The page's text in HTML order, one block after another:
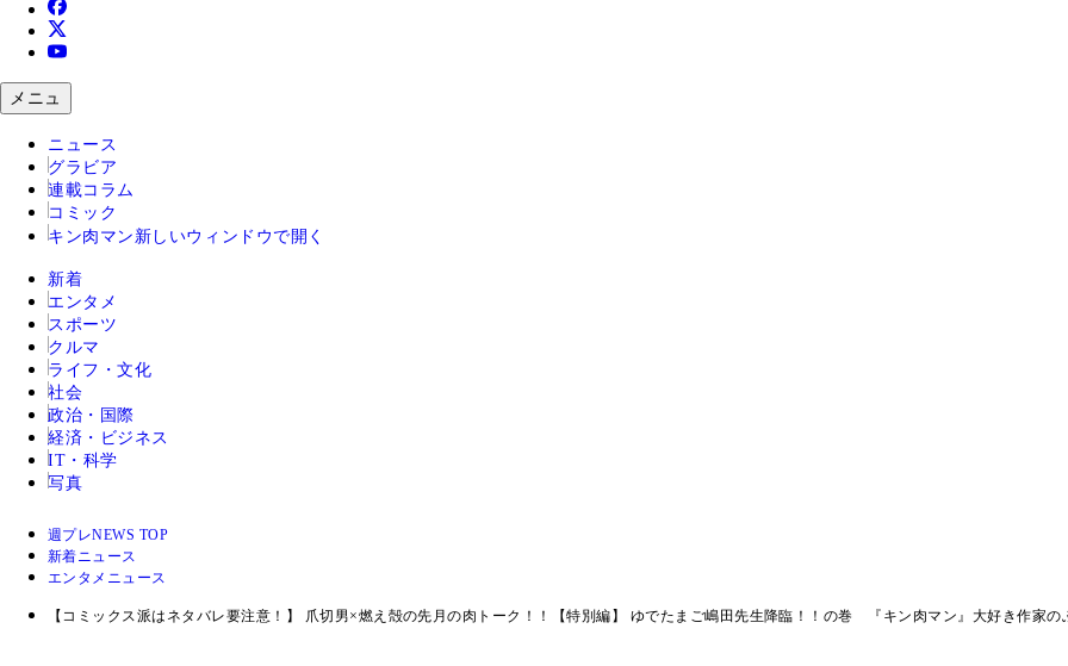
メニュ
ニュース
グラビア
連載コラム
コミック
キン肉マン 新しいウィンドウで開く
新着
エンタメ
スポーツ
クルマ
ライフ・文化
社会
政治・国際
経済・ビジネス
IT・科学
写真
週プレNEWS TOP
新着ニュース
エンタメニュース
【コミックス派はネタバレ要注意！】 爪切男×燃え殻の先月の肉トーク！！【特別編】 ゆでたまご嶋田先生降臨！！の巻 『キン肉マン』大好き作家の